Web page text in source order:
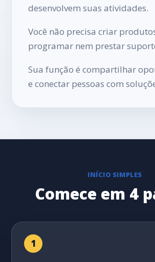
desenvolvem suas atividades.
Você não precisa criar
programar nem prestar
Sua função é compartilhar
e conectar pessoas com
INÍCIO SIMPLES
Comece em 4
1